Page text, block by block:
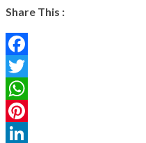
Share This :
Facebook
Twitter
WhatsApp
Pinterest